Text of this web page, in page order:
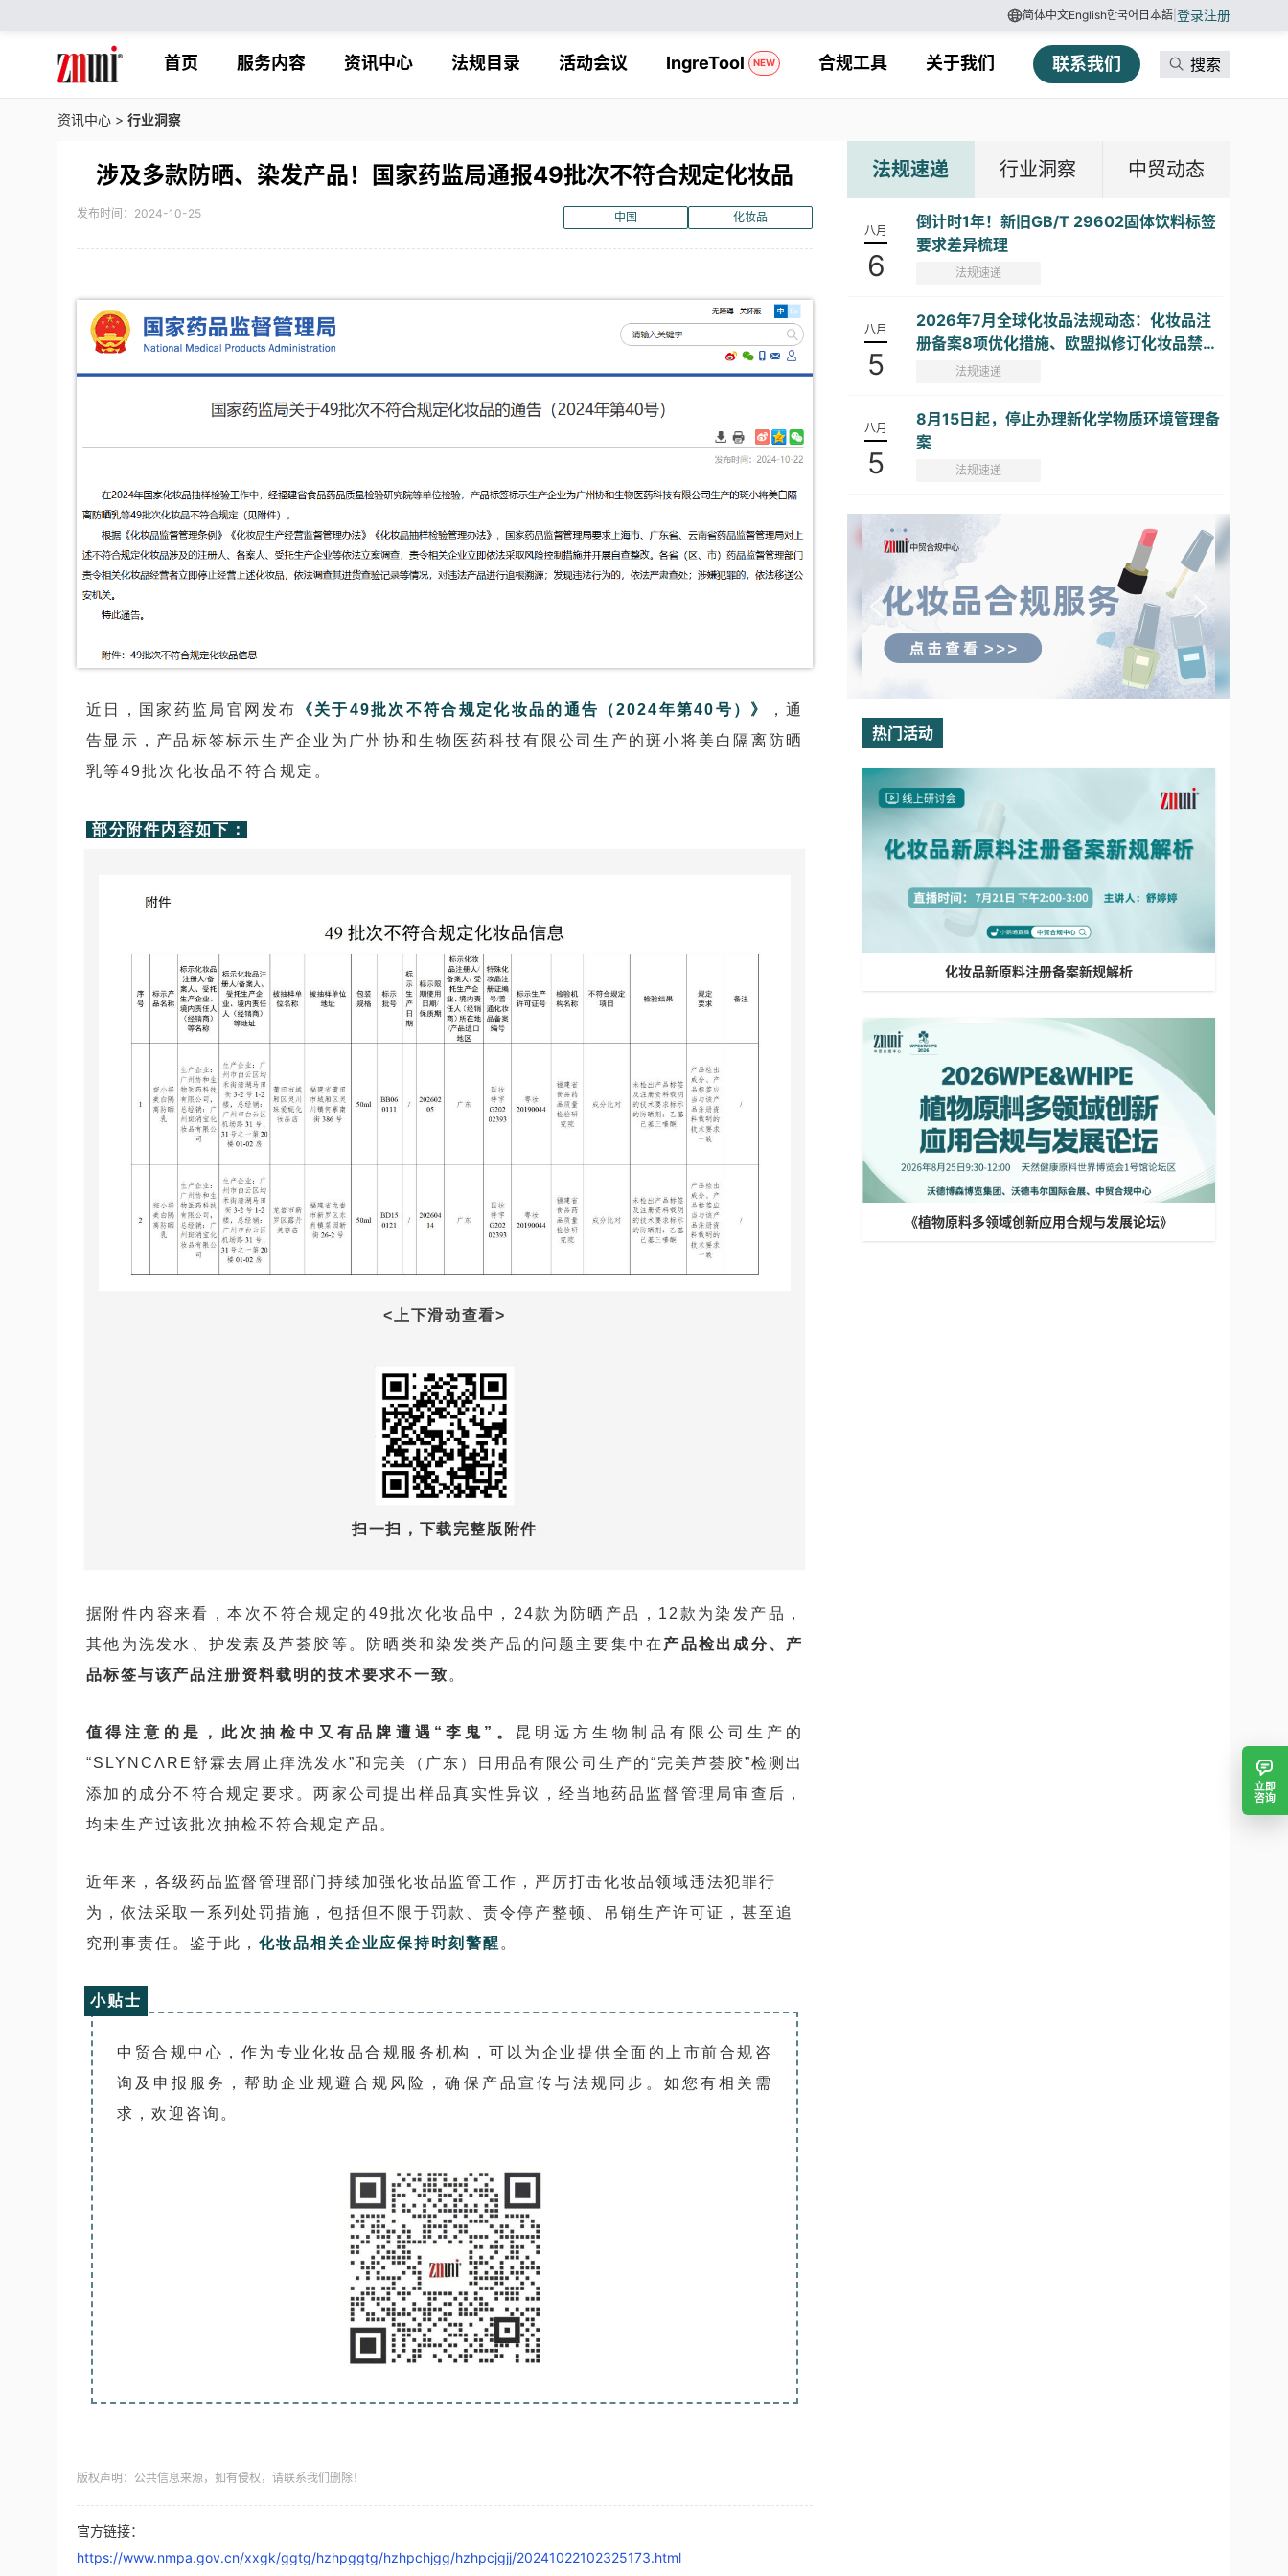
简体中文English한국어 日本語 登录注册
首页 服务内容 资讯中心 法规目录 活动会议 IngreTool NEW 合规工具 关于我们 联系我们 搜索
资讯中心 > 行业洞察
涉及多款防晒、染发产品！国家药监局通报49批次不符合规定化妆品
发布时间：2024-10-25 中国 化妆品
近日，国家药监局官网发布 《关于49批次不符合规定化妆品的通告（2024年第40号）》
，通
告显示，产品标签标示生产企业为广州协和生物医药科技有限公司生产的斑小将美白隔离防晒
乳等49批次化妆品不符合规定。
部分附件内容如下：
<上下滑动查看>
扫一扫，下载完整版附件
据附件内容来看，本次不符合规定的49批次化妆品中，24款为防晒产品，12款为染发产品，
其他为洗发水、护发素及芦荟胶等。防晒类和染发类产品的问题主要集中在 产品检出成分、产
品标签与该产品注册资料载明的技术要求不一致 。
值得注意的是，此次抽检中又有品牌遭遇“李鬼”。 昆明远方生物制品有限公司生产的
“SLYNCΛRE舒霖去屑止痒洗发水”和完美（广东）日用品有限公司生产的“完美芦荟胶”检测出
添加的成分不符合规定要求。两家公司提出样品真实性异议，经当地药品监督管理局审查后，
均未生产过该批次抽检不符合规定产品。
近年来，各级药品监督管理部门持续加强化妆品监管工作，严厉打击化妆品领域违法犯罪行
为，依法采取一系列处罚措施，包括但不限于罚款、责令停产整顿、吊销生产许可证，甚至追
究刑事责任。鉴于此， 化妆品相关企业应保持时刻警醒 。
小贴士
中贸合规中心，作为专业化妆品合规服务机构，可以为企业提供全面的上市前合规咨
询及申报服务，帮助企业规避合规风险，确保产品宣传与法规同步。如您有相关需
求，欢迎咨询。
版权声明：公共信息来源，如有侵权，请联系我们删除！
官方链接：
https://www.nmpa.gov.cn/xxgk/ggtg/hzhpggtg/hzhpchjgg/hzhpcjgjj/20241022102325173.html
法规速递 行业洞察 中贸动态
八月
6
倒计时1年！新旧GB/T 29602固体饮料标签
要求差异梳理
法规速递
八月
5
2026年7月全球化妆品法规动态：化妆品注
册备案8项优化措施、欧盟拟修订化妆品禁限
用物质清单...
法规速递
八月
5
8月15日起，停止办理新化学物质环境管理备
案
法规速递
热门活动
化妆品新原料注册备案新规解析
《植物原料多领域创新应用合规与发展论坛》
立即
咨询